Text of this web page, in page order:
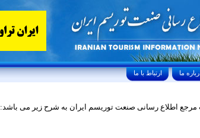
ارتباط با ما
اطلاع رسانی صنعت توریسم ایران به شرح زیر می باشد: